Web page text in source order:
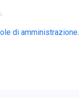
.
di amministrazione.